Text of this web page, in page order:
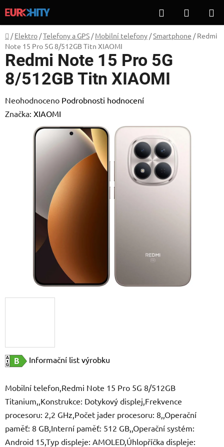
na
obsah
Hledat
KOŠÍK
Domů
/ Elektro /Telefony a GPS / Mobilní telefony /Smartphone / Redmi
Note 15 Pro 5G 8/512GB Titn XIAOMI
Informační list výrobku
Mobilní telefon,Redmi Note 15 Pro 5G 8/512GB
Titanium,,Konstrukce: Dotykový displej,Frekvence
procesoru: 2,2 GHz,Počet jader procesoru: 8,,Operační
paměť: 8 GB,Interní paměť: 512 GB,,Operační systém:
Android 15,Typ displeje: AMOLED,Úhlopříčka displeje:
Redmi Note 15 Pro 5G
8/512GB Titn XIAOMI
Průměrné
hodnocení
produktu
Neohodnoceno Podrobnosti hodnocení
Značka: XIAOMI